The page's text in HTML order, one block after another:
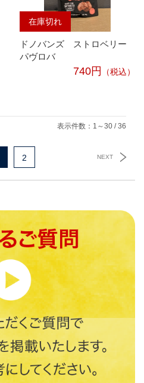
在庫切れ
ドノバンズ ストロベリー
パヴロバ
740円 （税込）
表示件数：1～30 / 36
NEXT
2